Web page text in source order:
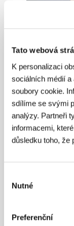
Tato webová
K personalizaci
sociálních médií
soubory cookie.
sdílíme se svými
analýzy. Partneři
informacemi,
důsledku toho, že
souhlasu
Nutné
Preferenční
(2005),
co z tebe
Kontakty
The Match
Domstrasse
Press kit